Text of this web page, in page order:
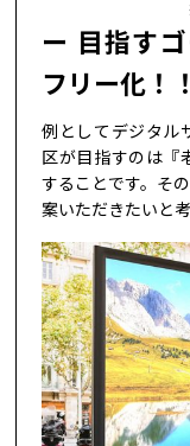
目指す
フリー化！！
例としてデジタル
区が目指すのは『
することです。そ
案いただきたいと考